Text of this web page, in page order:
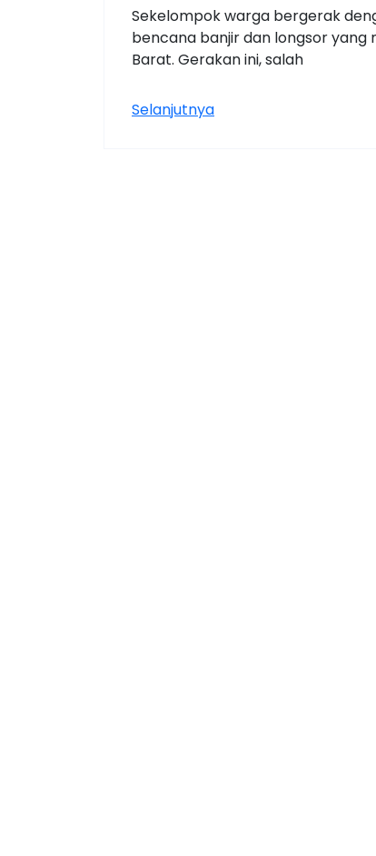
Sekelompok warga bergerak
bencana banjir dan longsor yang
Barat. Gerakan ini, salah
Selanjutnya